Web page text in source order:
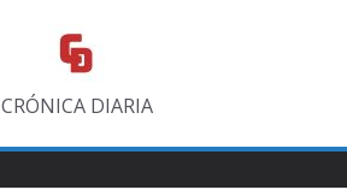
CRÓNICA DIARIA